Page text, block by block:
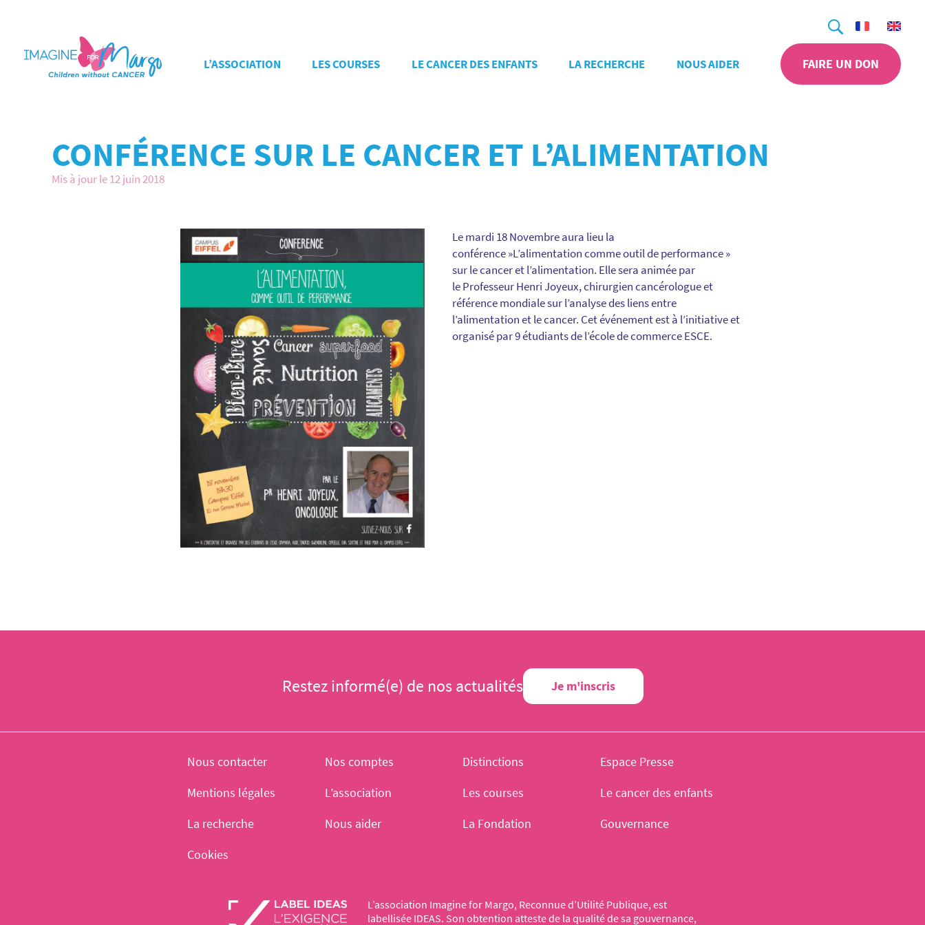
Recherche
L’ASSOCIATION LES COURSES LE CANCER DES ENFANTS LA RECHERCHE NOUS AIDER FAIRE UN DON
CONFÉRENCE SUR LE CANCER ET L’ALIMENTATION
Mis à jour le 12 juin 2018
Le mardi 18 Novembre aura lieu la
conférence »L’alimentation comme outil de performance »
sur le cancer et l’alimentation. Elle sera animée par
leProfesseur Henri Joyeux, chirurgien cancérologue et
référence mondiale sur l’analyse des liens entre
l’alimentation et le cancer. Cet événement est à l’initiative et
organisé par 9 étudiants de l’école de commerce ESCE.
Restez informé(e) de nos actualités Je m'inscris
L’association Imagine for Margo, Reconnue d’Utilité Publique, est
labellisée IDEAS. Son obtention atteste de la qualité de sa gouvernance,
Nous contacter Nos comptes Distinctions
Espace Presse
Mentions légales
L’association Les courses
Le cancer des enfants
La recherche
Nous aider La Fondation
Gouvernance
Cookies